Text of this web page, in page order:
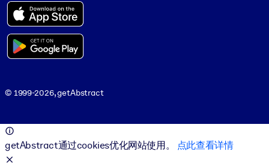
© 1999-2026, getAbstract
getAbstract通过cookies优化网站使用。 点此查看详情